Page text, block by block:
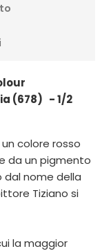
(678) - 1/2
colore rosso
da un pigmento
dal nome della
Tiziano si
la maggior